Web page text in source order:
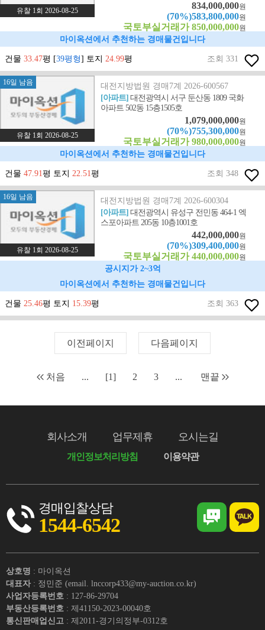
유찰 1회 2026-08-25 834,000,000원
(70%)583,800,000원
국토부실거래가 850,000,000원
마이옥션에서 추천하는 경매물건입니다
건물 33.47평 [39평형] 토지 24.99평 조회 331
16일 남음
유찰 1회 2026-08-25
대전지방법원 경매7계 2026-600567
[아파트]대전광역시 서구 둔산동 1809 국화
아파트 502동 15층1505호
1,079,000,000원
(70%)755,300,000원
국토부실거래가 980,000,000원
마이옥션에서 추천하는 경매물건입니다
건물 47.91평 토지 22.51평 조회 348
16일 남음
유찰 1회 2026-08-25
대전지방법원 경매7계 2026-600304
[아파트]대전광역시 유성구 전민동 464-1 엑
스포아파트 205동 10층1001호
442,000,000원
(70%)309,400,000원
국토부실거래가 440,000,000원
공시지가 2~3억
마이옥션에서 추천하는 경매물건입니다
건물 25.46평 토지 15.39평 조회 363
이전페이지 다음페이지
처음 ... [1] 2 3 ... 맨끝
회사소개 업무제휴 오시는길
개인정보처리방침 이용약관
경매입찰상담
1544-6542
상호명 : 마이옥션
대표자 : 정민준 (email. lnccorp433@my-auction.co.kr)
사업자등록번호 : 127-86-29704
부동산등록번호 : 제41150-2023-00040호
통신판매업신고 : 제2011-경기의정부-0312호